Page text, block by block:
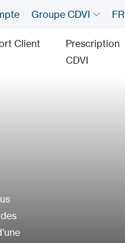
Groupe CDVI FR
Client
Prescription
CDVI